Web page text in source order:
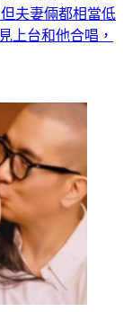
夫妻倆都相當低
上台和他合唱，